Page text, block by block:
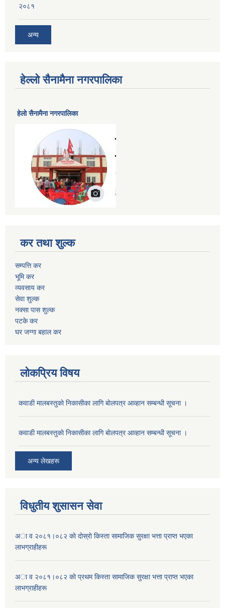
२०८१
अन्य
हेल्लो सैनामैना नगरपालिका
हेलाे सैनामैना नगरपालिका
कर तथा शुल्क
सम्पत्ति कर
भूमि कर
व्यवसाय कर
सेवा शुल्क
नक्सा पास शुल्क
पटके कर
घर जग्गा बहाल कर
लोकप्रिय विषय
कवाडी मालबस्तुकाे निकासीका लागि बाेलपत्र आव्हान सम्बन्धी सूचना ।
कवाडी मालबस्तुकाे निकासीका लागि बाेलपत्र आव्हान सम्बन्धी सूचना ।
अन्य लेखहरू
विधुतीय शुसासन सेवा
अा व २०८१।०८२ काे दाेस्राे किस्ता सामाजिक सुरक्षा भत्ता प्राप्त भएका
लाभग्राहीहरू
अा व २०८१।०८२ काे प्रथम किस्ता सामाजिक सुरक्षा भत्ता प्राप्त भएका
लाभग्राहीहरू